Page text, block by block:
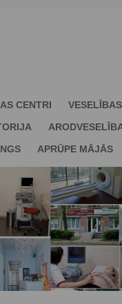
CENTRI
APRŪPE MĀJĀS